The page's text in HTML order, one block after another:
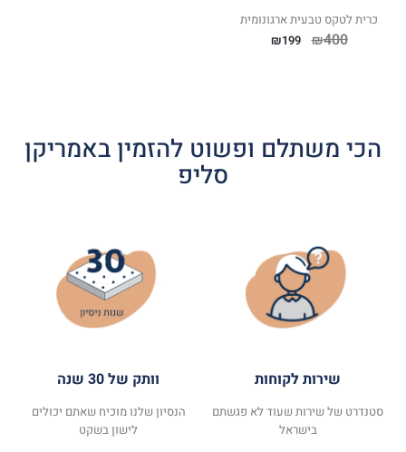
כרית לטקס טבעית ארגונומית
₪400
₪199
הכי משתלם ופשוט להזמין באמריקן
סליפ
שירות לקוחות
סטנדרט של שירות שעוד לא פגשתם
בישראל
וותק של 30 שנה
הנסיון שלנו מוכיח שאתם יכולים
לישון בשקט